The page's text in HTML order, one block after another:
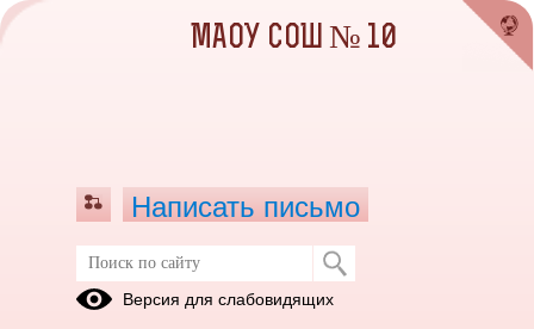
2 место в шахматно-шашечном
командном первенстве среди
МАОУ СОШ № 10
Написать письмо
Версия для слабовидящих